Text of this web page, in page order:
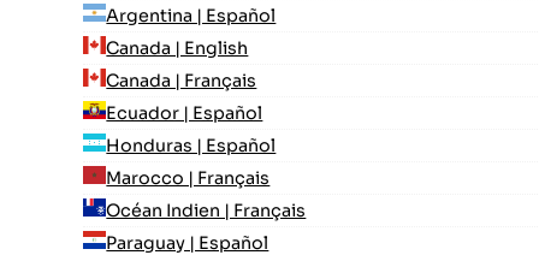
Argentina | Español
Canada | English
Canada | Français
Ecuador | Español
Honduras | Español
Marocco | Français
Océan Indien | Français
Paraguay | Español